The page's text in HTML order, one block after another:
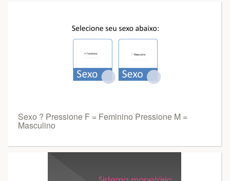
Sexo ? Pressione F = Feminino Pressione M =
Masculino